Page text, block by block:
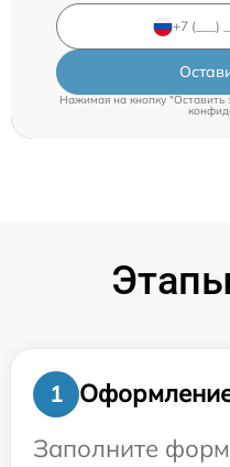
Нажимая на кнопку "Оставить
1
Заполните